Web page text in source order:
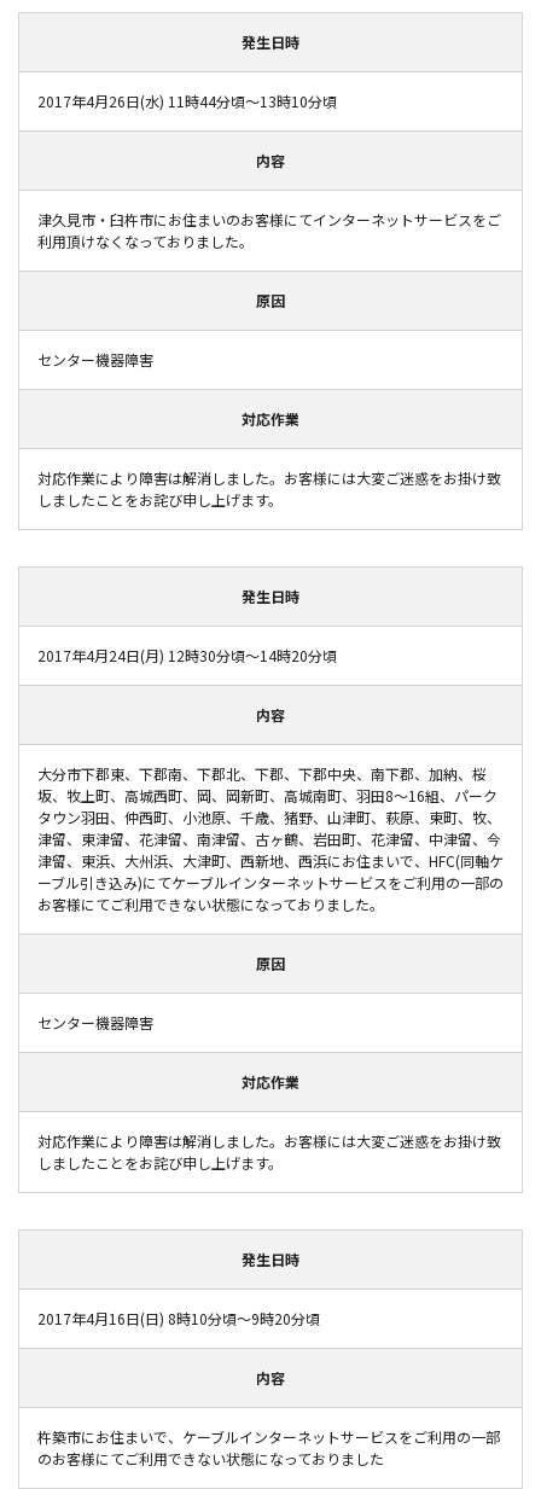
発生日時
2017年4月26日(水) 11時44分頃～13時10分頃
内容
津久見市・臼杵市にお住まいのお客様にてインターネットサービスをご
利用頂けなくなっておりました。
原因
センター機器障害
対応作業
対応作業により障害は解消しました。お客様には大変ご迷惑をお掛け致
しましたことをお詫び申し上げます。
発生日時
2017年4月24日(月) 12時30分頃～14時20分頃
内容
大分市下郡東、下郡南、下郡北、下郡、下郡中央、南下郡、加納、桜
坂、牧上町、高城西町、岡、岡新町、高城南町、羽田8～16組、パーク
タウン羽田、仲西町、小池原、千歳、猪野、山津町、萩原、東町、牧、
津留、東津留、花津留、南津留、古ヶ鶴、岩田町、花津留、中津留、今
津留、東浜、大州浜、大津町、西新地、西浜にお住まいで、HFC(同軸ケ
ーブル引き込み)にてケーブルインターネットサービスをご利用の一部の
お客様にてご利用できない状態になっておりました。
原因
センター機器障害
対応作業
対応作業により障害は解消しました。お客様には大変ご迷惑をお掛け致
しましたことをお詫び申し上げます。
発生日時
2017年4月16日(日) 8時10分頃～9時20分頃
内容
杵築市にお住まいで、ケーブルインターネットサービスをご利用の一部
のお客様にてご利用できない状態になっておりました